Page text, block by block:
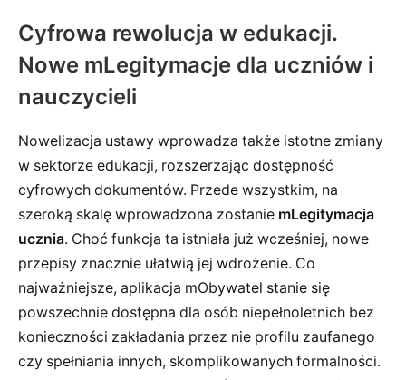
Cyfrowa rewolucja w edukacji.
Nowe mLegitymacje dla uczniów i
nauczycieli
Nowelizacja ustawy wprowadza także istotne zmiany
w sektorze edukacji, rozszerzając dostępność
cyfrowych dokumentów. Przede wszystkim, na
szeroką skalę wprowadzona zostanie mLegitymacja
ucznia. Choć funkcja ta istniała już wcześniej, nowe
przepisy znacznie ułatwią jej wdrożenie. Co
najważniejsze, aplikacja mObywatel stanie się
powszechnie dostępna dla osób niepełnoletnich bez
konieczności zakładania przez nie profilu zaufanego
czy spełniania innych, skomplikowanych formalności.